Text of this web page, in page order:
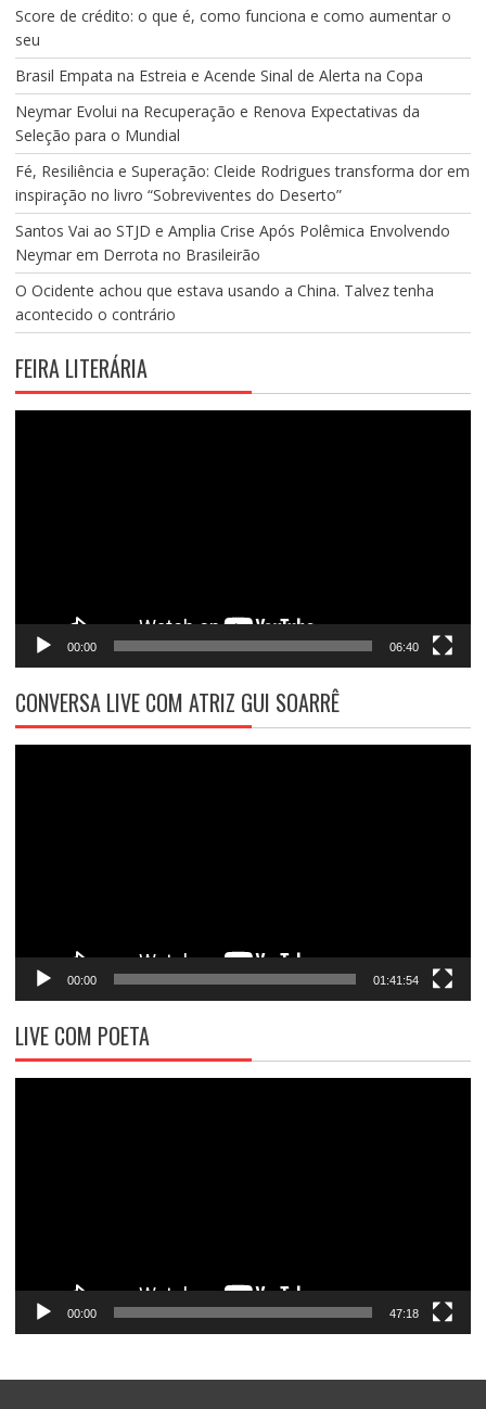
Score de crédito: o que é, como funciona e como aumentar o
seu
Brasil Empata na Estreia e Acende Sinal de Alerta na Copa
Neymar Evolui na Recuperação e Renova Expectativas da
Seleção para o Mundial
Fé, Resiliência e Superação: Cleide Rodrigues transforma dor em
inspiração no livro “Sobreviventes do Deserto”
Santos Vai ao STJD e Amplia Crise Após Polêmica Envolvendo
Neymar em Derrota no Brasileirão
O Ocidente achou que estava usando a China. Talvez tenha
acontecido o contrário
FEIRA LITERÁRIA
00:00 06:40
CONVERSA LIVE COM ATRIZ GUI SOARRÊ
00:00 01:41:54
LIVE COM POETA
00:00 47:18